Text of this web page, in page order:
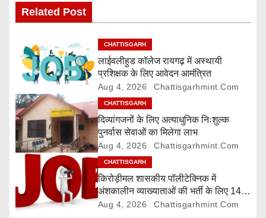
v
g
a
t
i
o
n
Related Post
CHATTISGARH
लाईवलीहुड कॉलेज रायगढ़ में अस्थायी
प्रशिक्षक के लिए आवेदन आमंत्रित
Aug 4, 2026 Chattisgarhmint.com
CHATTISGARH
दिव्यांगजनों के लिए अत्याधुनिक निःशुल्क
पुनर्वास सेवाओं का मिलेगा लाभ
Aug 4, 2026 Chattisgarhmint.com
CHATTISGARH
किरोड़ीमल शासकीय पॉलीटेक्निक में
अंशकालीन व्याख्याताओं की भर्ती के लिए 14
अगस्त तक आवेदन आमंत्रित
Aug 4, 2026 Chattisgarhmint.com